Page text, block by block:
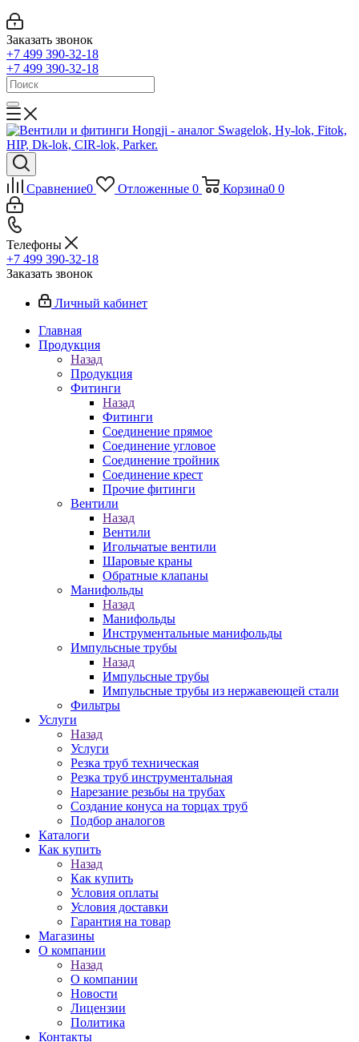
Заказать звонок
+7 499 390-32-18
+7 499 390-32-18
Сравнение0 Отложенные 0 Корзина0 0
Телефоны
+7 499 390-32-18
Заказать звонок
Личный кабинет
Главная
Продукция
Назад
Продукция
Фитинги
Назад
Фитинги
Соединение прямое
Соединение угловое
Соединение тройник
Соединение крест
Прочие фитинги
Вентили
Назад
Вентили
Игольчатые вентили
Шаровые краны
Обратные клапаны
Манифольды
Назад
Манифольды
Инструментальные манифольды
Импульсные трубы
Назад
Импульсные трубы
Импульсные трубы из нержавеющей стали
Фильтры
Услуги
Назад
Услуги
Резка труб техническая
Резка труб инструментальная
Нарезание резьбы на трубах
Создание конуса на торцах труб
Подбор аналогов
Каталоги
Как купить
Назад
Как купить
Условия оплаты
Условия доставки
Гарантия на товар
Магазины
О компании
Назад
О компании
Новости
Лицензии
Политика
Контакты